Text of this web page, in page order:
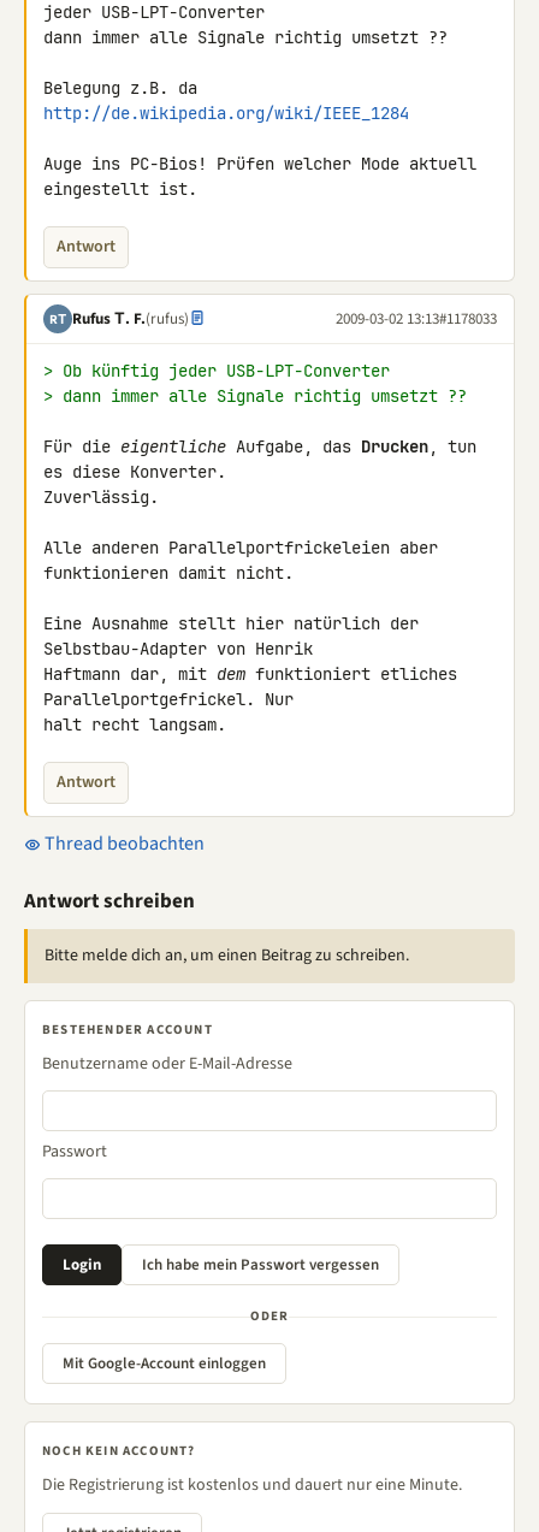
jeder USB-LPT-Converter
dann immer alle Signale richtig umsetzt ??
http://de.wikipedia.org/wiki/IEEE_1284
Auge ins PC-Bios! Prüfen welcher Mode aktuell
eingestellt ist.
Antwort
RΤ Rufus Τ. F.(rufus) 2009-03-02 13:13#1178033
> Ob künftig jeder USB-LPT-Converter
> dann immer alle Signale richtig umsetzt ??
Für die eigentliche Aufgabe, das Drucken, tun
es diese Konverter.
Zuverlässig.
Alle anderen Parallelportfrickeleien aber
funktionieren damit nicht.
Eine Ausnahme stellt hier natürlich der
Selbstbau-Adapter von Henrik
Haftmann dar, mit dem funktioniert etliches
Parallelportgefrickel. Nur
halt recht langsam.
Antwort
Thread beobachten
Antwort schreiben
Bitte melde dich an, um einen Beitrag zu schreiben.
BESTEHENDER ACCOUNT
Benutzername oder E-Mail-Adresse
Passwort
ODER
Mit Google-Account einloggen
NOCH KEIN ACCOUNT?
Die Registrierung ist kostenlos und dauert nur eine Minute.